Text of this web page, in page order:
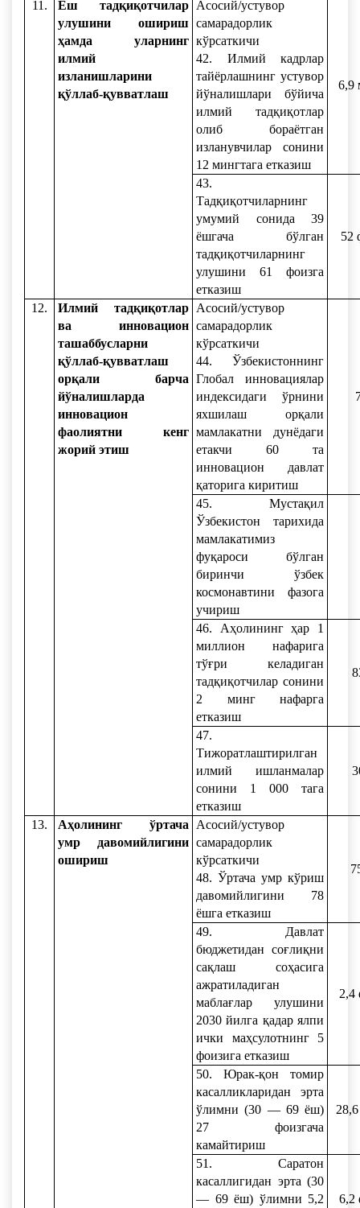
11.
Ёш тадқиқотчилар
улушини ошириш
ҳамда уларнинг
илмий
изланишларини
қўллаб-қувватлаш
Асосий/устувор
самарадорлик
кўрсаткичи
42. Илмий кадрлар
тайёрлашнинг устувор
йўналишлари бўйича
илмий тадқиқотлар
олиб бораётган
изланувчилар сонини
12 мингтага етказиш
6,9
43.
Тадқиқотчиларнинг
умумий сонида 39
ёшгача бўлган
тадқиқотчиларнинг
улушини 61 фоизга
етказиш
52
12.
Илмий тадқиқотлар
ва инновацион
ташаббусларни
қўллаб-қувватлаш
орқали барча
йўналишларда
инновацион
фаолиятни кенг
жорий этиш
Асосий/устувор
самарадорлик
кўрсаткичи
44. Ўзбекистоннинг
Глобал инновациялар
индексидаги ўрнини
яхшилаш орқали
мамлакатни дунёдаги
етакчи 60 та
инновацион давлат
қаторига киритиш
45. Мустақил
Ўзбекистон тарихида
мамлакатимиз
фуқароси бўлган
биринчи ўзбек
космонавтини фазога
учириш
46. Аҳолининг ҳар 1
миллион нафарига
тўғри келадиган
тадқиқотчилар сонини
2 минг нафарга
етказиш
47.
Тижоратлаштирилган
илмий ишланмалар
сонини 1 000 тага
етказиш
13.
Аҳолининг ўртача
умр давомийлигини
ошириш
Асосий/устувор
самарадорлик
кўрсаткичи
48. Ўртача умр кўриш
давомийлигини 78
ёшга етказиш
49. Давлат
бюджетидан соғлиқни
сақлаш соҳасига
ажратиладиган
маблағлар улушини
2030 йилга қадар ялпи
ички маҳсулотнинг 5
фоизига етказиш
2,4
50. Юрак-қон томир
касалликларидан эрта
ўлимни (30 — 69 ёш)
27 фоизгача
камайтириш
51. Саратон
касаллигидан эрта (30
— 69 ёш) ўлимни 5,2
6,2